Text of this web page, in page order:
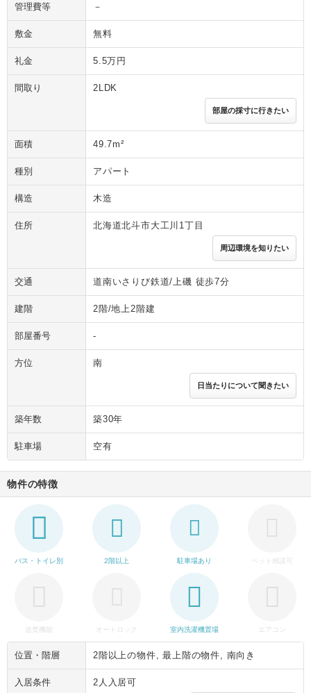
管理費等 －
敷金 無料
礼金 5.5万円
間取り 2LDK
部屋の採寸に行きたい
面積 49.7m²
種別 アパート
構造 木造
住所 北海道北斗市大工川1丁目
周辺環境を知りたい
交通 道南いさりび鉄道/上磯 徒歩7分
建階 2階/地上2階建
部屋番号 -
方位 南
日当たりについて聞きたい
築年数 築30年
駐車場 空有
物件の特徴
バス・トイレ別 2階以上 駐車場あり ペット相談可
追焚機能 オートロック 室内洗濯機置場 エアコン
位置・階層 2階以上の物件, 最上階の物件, 南向き
入居条件 2人入居可